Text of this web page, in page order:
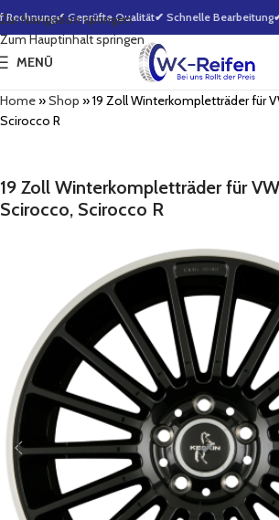
Zur Navigation springen
Zum Hauptinhalt springen
✔ Geprüfte Qualität✔ Schnelle Bearbeitung✔
MENÜ
Home»Shop »19 Zoll Winterkompletträder für
Scirocco R
19 Zoll Winterkompletträder für
Scirocco, Scirocco R